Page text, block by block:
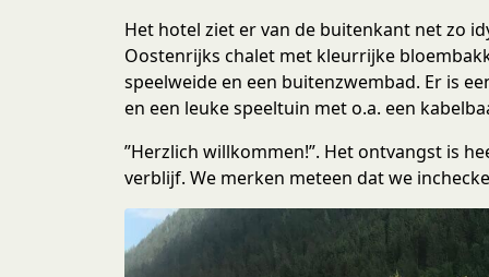
Het hotel ziet er van de buitenkant net zo
Oostenrijks chalet met kleurrijke
speelweide en een buitenzwembad. Er is
en een leuke speeltuin met o.a. een
”Herzlich willkommen!”. Het ontvangst is
verblijf. We merken meteen dat we